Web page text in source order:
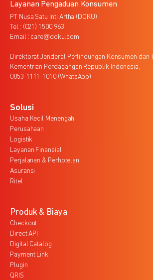
Layanan Pengaduan Konsumen
PT Nusa Satu Inti Artha (DOKU)
Tel : (021) 1500 963
Email : care@doku.com
Direktorat Jenderal Perlindungan Konsumen dan
Kementrian Perdagangan Republik Indonesia,
0853-1111-1010 (WhatsApp)
Solusi
Usaha Kecil Menengah
Perusahaan
Logistik
Layanan Finansial
Perjalanan & Perhotelan
Asuransi
Ritel
Produk & Biaya
Checkout
Direct API
Digital Catalog
Payment Link
Plugin
QRIS